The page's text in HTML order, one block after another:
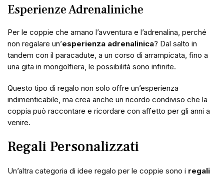
Esperienze Adrenaliniche
Per le coppie che amano l’avventura e l’adrenalina, perché
non regalare un’esperienza adrenalinica? Dal salto in
tandem con il paracadute, a un corso di arrampicata, fino a
una gita in mongolfiera, le possibilità sono infinite.
Questo tipo di regalo non solo offre un’esperienza
indimenticabile, ma crea anche un ricordo condiviso che la
coppia può raccontare e ricordare con affetto per gli anni a
venire.
Regali Personalizzati
Un’altra categoria di idee regalo per le coppie sono i regali